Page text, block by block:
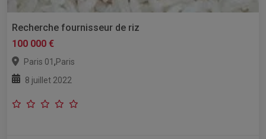
Recherche fournisseur de riz
100 000 €
Paris 01 ,Paris
8 juillet 2022